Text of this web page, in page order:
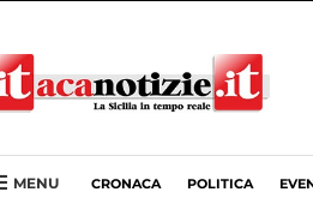
MENU CRONACA POLITICA